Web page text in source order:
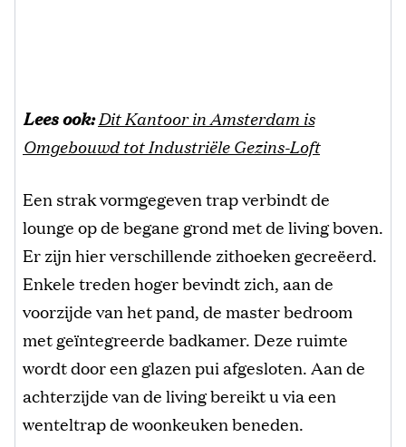
Lees ook:Dit Kantoor in Amsterdam is
Omgebouwd tot Industriële Gezins-Loft
Een strak vormgegeven trap verbindt de
lounge op de begane grond met de living boven.
Er zijn hier verschillende zithoeken gecreëerd.
Enkele treden hoger bevindt zich, aan de
voorzijde van het pand, de master bedroom
met geïntegreerde badkamer. Deze ruimte
wordt door een glazen pui afgesloten. Aan de
achterzijde van de living bereikt u via een
wenteltrap de woonkeuken beneden.